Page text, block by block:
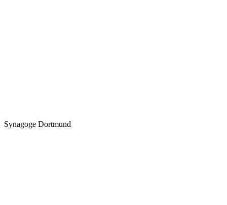
Synagoge Dortmund